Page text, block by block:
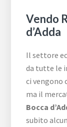
Vendo
d’Adda
Il settore
da tutte le
ci vengono
ma il
Bocca
subito